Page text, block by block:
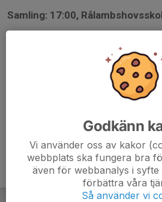
Samling: 17:00,
Godkänn
Vi använder oss av kakor
webbplats ska fungera bra
även för webbanalys i syfte
förbättra våra
Så använder vi